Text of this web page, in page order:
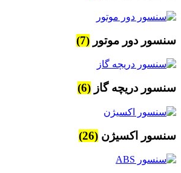
سنسور دور موتور (7)
سنسور دریچه گاز (6)
سنسور اکسیژن (26)